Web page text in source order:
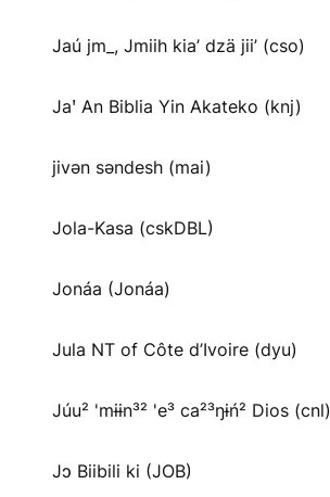
Jaú jm_, Jmiih kia’ dzä jii’ (cso)
Jaꞌ An Biblia Yin Akateko (knj)
jivən səndesh (mai)
Jola-Kasa (cskDBL)
Jonáa (Jonáa)
Jula NT of Côte d’Ivoire (dyu)
Júu² 'mɨɨn³² 'e³ ca²³ŋɨń² Dios (cnl)
Jɔ Biibili ki (JOB)